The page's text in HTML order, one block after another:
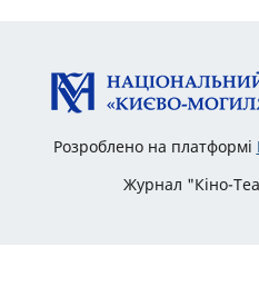
Розроблено на платформі
Журнал "Кіно-